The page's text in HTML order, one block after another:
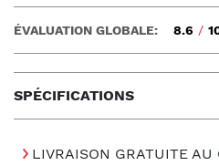
SPÉCIFICATIONS
ÉVALUATION GLOBALE: 8.6 /
LIVRAISON GRATUITE